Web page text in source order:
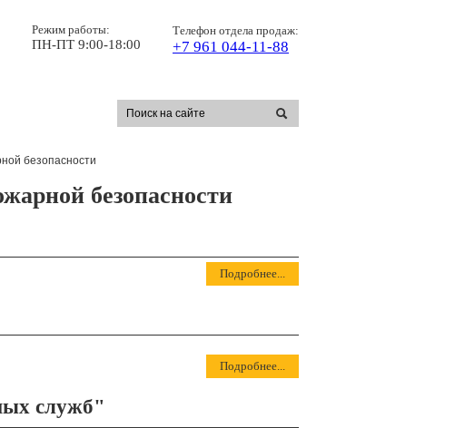
Телефон отдела продаж:
+7 961 044-11-88
Режим работы:
ПН-ПТ 9:00-18:00
безопасности
безопасности
Подробнее...
Подробнее...
служб"